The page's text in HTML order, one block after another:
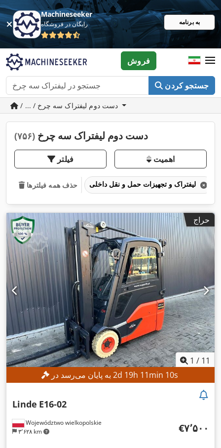
Machineseeker
رایگان در فروشگاه به برنامه
جستجو کردن
فروش
دست دوم لیفتراک سه چرخ (۷۵۶)
فیلتر اهمیت
حذف همه فیلترها
حراج
1 / 11
به پایان می‌رسد در2d19h11min8s
Województwo wielkopolskie
۳٬۶۲۸ km
Linde E16-02
‎€۷٬۵۰۰